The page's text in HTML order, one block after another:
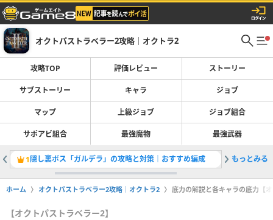
オクトパストラベラー2攻略｜オクトラ2
攻略TOP 評価レビュー ストーリー
サブストーリー キャラ ジョブ
マップ 上級ジョブ ジョブ組合
サポアビ組合 最強魔物 最強武器
1隠し裏ボス「ガルデラ」の攻略と対策｜おすすめ編成 2地下研
もっとみる
ホーム オクトパストラベラー2攻略｜オクトラ2 底力の解説と各キャラの底力【
【オクトパストラベラー2】